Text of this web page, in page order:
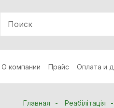
О компании Прайс Оплата и
Главная Реабілітація